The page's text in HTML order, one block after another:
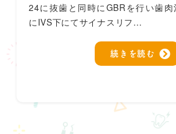
24に抜歯と同時にGBRを行い歯
にIVS下にてサイナスリフ…
続きを読む